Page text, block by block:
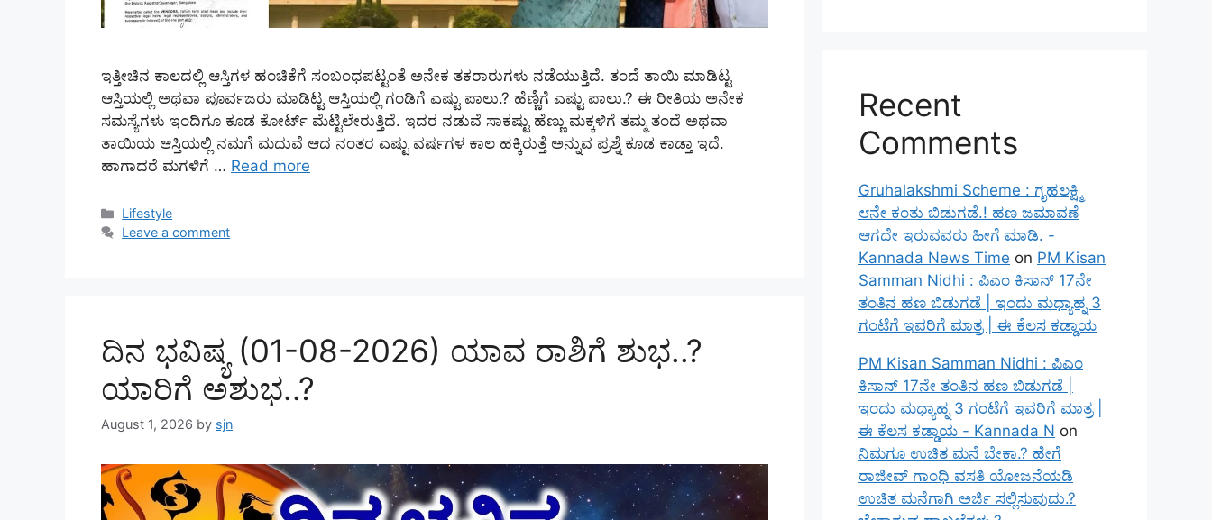
ಇತ್ತೀಚಿನ ಕಾಲದಲ್ಲಿ ಆಸ್ತಿಗಳ ಹಂಚಿಕೆಗೆ ಸಂಬಂಧಪಟ್ಟಂತೆ ಅನೇಕ ತಕರಾರುಗಳು ನಡೆಯುತ್ತಿದೆ. ತಂದೆ ತಾಯಿ ಮಾಡಿಟ್ಟ
ಆಸ್ತಿಯಲ್ಲಿ ಅಥವಾ ಪೂರ್ವಜರು ಮಾಡಿಟ್ಟ ಆಸ್ತಿಯಲ್ಲಿ ಗಂಡಿಗೆ ಎಷ್ಟು ಪಾಲು.? ಹೆಣ್ಣಿಗೆ ಎಷ್ಟು ಪಾಲು.? ಈ ರೀತಿಯ ಅನೇಕ
ಸಮಸ್ಯೆಗಳು ಇಂದಿಗೂ ಕೂಡ ಕೋರ್ಟ್ ಮೆಟ್ಟಿಲೇರುತ್ತಿದೆ. ಇದರ ನಡುವೆ ಸಾಕಷ್ಟು ಹೆಣ್ಣು ಮಕ್ಕಳಿಗೆ ತಮ್ಮ ತಂದೆ ಅಥವಾ
ತಾಯಿಯ ಆಸ್ತಿಯಲ್ಲಿ ನಮಗೆ ಮದುವೆ ಆದ ನಂತರ ಎಷ್ಟು ವರ್ಷಗಳ ಕಾಲ ಹಕ್ಕಿರುತ್ತೆ ಅನ್ನುವ ಪ್ರಶ್ನೆ ಕೂಡ ಕಾಡ್ತಾ ಇದೆ.
ಹಾಗಾದರೆ ಮಗಳಿಗೆ … Read more
Categories
Lifestyle
Leave a comment
ದಿನ ಭವಿಷ್ಯ (01-08-2026) ಯಾವ ರಾಶಿಗೆ ಶುಭ..?
ಯಾರಿಗೆ ಅಶುಭ..?
August 1, 2026 by sjn
Recent
Comments
Gruhalakshmi Scheme : ಗೃಹಲಕ್ಷ್ಮಿ
೮ನೇ ಕಂತು ಬಿಡುಗಡೆ.! ಹಣ ಜಮಾವಣೆ
ಆಗದೇ ಇರುವವರು ಹೀಗೆ ಮಾಡಿ. -
Kannada News Time on PM Kisan
Samman Nidhi : ಪಿಎಂ ಕಿಸಾನ್ 17ನೇ
ತಂತಿನ ಹಣ ಬಿಡುಗಡೆ | ಇಂದು ಮಧ್ಯಾಹ್ನ 3
ಗಂಟೆಗೆ ಇವರಿಗೆ ಮಾತ್ರ | ಈ ಕೆಲಸ ಕಡ್ಡಾಯ
PM Kisan Samman Nidhi : ಪಿಎಂ
ಕಿಸಾನ್ 17ನೇ ತಂತಿನ ಹಣ ಬಿಡುಗಡೆ |
ಇಂದು ಮಧ್ಯಾಹ್ನ 3 ಗಂಟೆಗೆ ಇವರಿಗೆ ಮಾತ್ರ |
ಈ ಕೆಲಸ ಕಡ್ಡಾಯ - Kannada N on
ನಿಮಗೂ ಉಚಿತ ಮನೆ ಬೇಕಾ.? ಹೇಗೆ
ರಾಜೀವ್ ಗಾಂಧಿ ವಸತಿ ಯೋಜನೆಯಡಿ
ಉಚಿತ ಮನೆಗಾಗಿ ಅರ್ಜಿ ಸಲ್ಲಿಸುವುದು.?